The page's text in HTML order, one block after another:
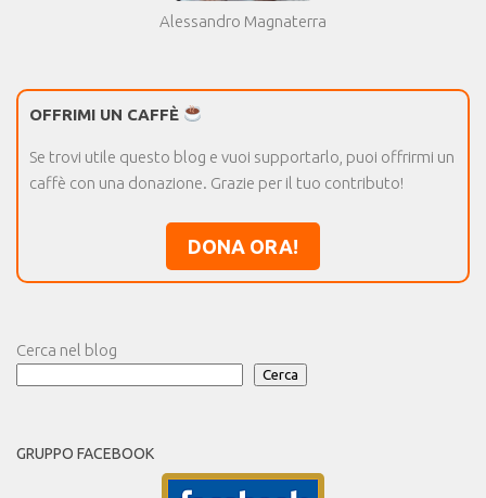
Alessandro Magnaterra
OFFRIMI UN CAFFÈ
Se trovi utile questo blog e vuoi supportarlo, puoi offrirmi un
caffè con una donazione. Grazie per il tuo contributo!
DONA ORA!
Cerca nel blog
Cerca
GRUPPO FACEBOOK